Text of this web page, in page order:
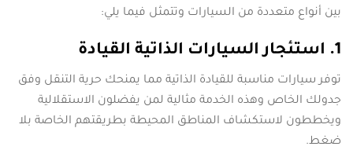
بين أنواع متعددة من السيارات وتتمثل فيما يلي:
1. استئجار السيارات الذاتية القيادة
توفر سيارات مناسبة للقيادة الذاتية مما يمنحك حرية التنقل وفق
جدولك الخاص وهذه الخدمة مثالية لمن يفضلون الاستقلالية
ويخططون لاستكشاف المناطق المحيطة بطريقتهم الخاصة بلا
ضغط.